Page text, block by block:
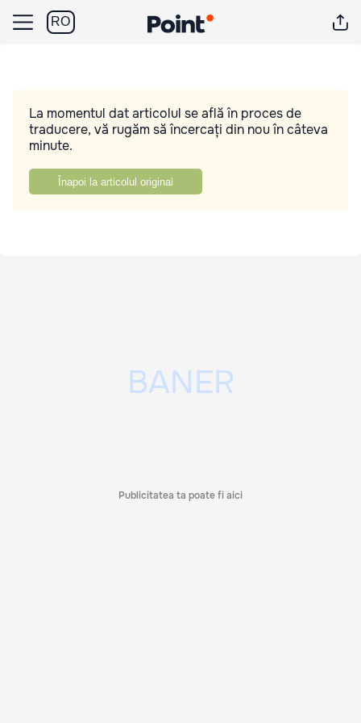
RO
La momentul dat articolul se află în proces de
traducere, vă rugăm să încercați din nou în câteva
minute.
Înapoi la articolul original
Publicitatea ta poate fi aici